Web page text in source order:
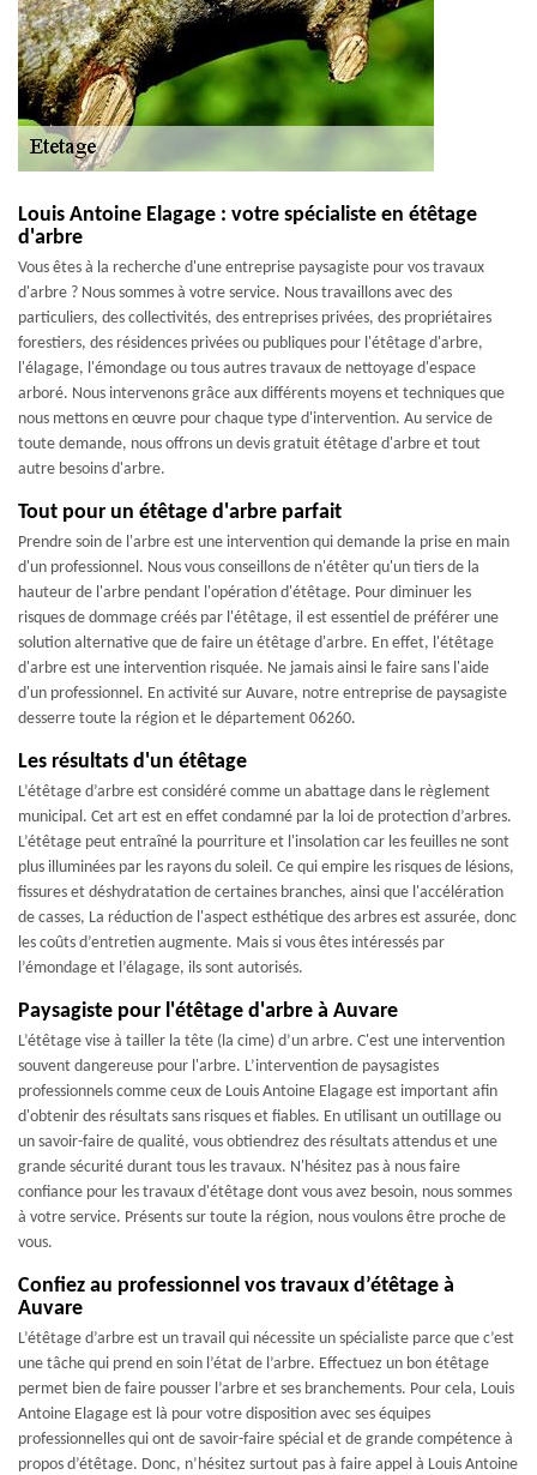
Louis Antoine Elagage : votre spécialiste en étêtage
d'arbre
Vous êtes à la recherche d'une entreprise paysagiste pour vos travaux
d'arbre ? Nous sommes à votre service. Nous travaillons avec des
particuliers, des collectivités, des entreprises privées, des propriétaires
forestiers, des résidences privées ou publiques pour l'étêtage d'arbre,
l'élagage, l'émondage ou tous autres travaux de nettoyage d'espace
arboré. Nous intervenons grâce aux différents moyens et techniques que
nous mettons en œuvre pour chaque type d'intervention. Au service de
toute demande, nous offrons un devis gratuit étêtage d'arbre et tout
autre besoins d'arbre.
Tout pour un étêtage d'arbre parfait
Prendre soin de l'arbre est une intervention qui demande la prise en main
d'un professionnel. Nous vous conseillons de n'étêter qu'un tiers de la
hauteur de l'arbre pendant l'opération d'étêtage. Pour diminuer les
risques de dommage créés par l'étêtage, il est essentiel de préférer une
solution alternative que de faire un étêtage d'arbre. En effet, l'étêtage
d'arbre est une intervention risquée. Ne jamais ainsi le faire sans l'aide
d'un professionnel. En activité sur Auvare, notre entreprise de paysagiste
desserre toute la région et le département 06260.
Les résultats d'un étêtage
L’étêtage d’arbre est considéré comme un abattage dans le règlement
municipal. Cet art est en effet condamné par la loi de protection d’arbres.
L’étêtage peut entraîné la pourriture et l'insolation car les feuilles ne sont
plus illuminées par les rayons du soleil. Ce qui empire les risques de lésions,
fissures et déshydratation de certaines branches, ainsi que l'accélération
de casses, La réduction de l'aspect esthétique des arbres est assurée, donc
les coûts d’entretien augmente. Mais si vous êtes intéressés par
l’émondage et l’élagage, ils sont autorisés.
Paysagiste pour l'étêtage d'arbre à Auvare
L’étêtage vise à tailler la tête (la cime) d’un arbre. C'est une intervention
souvent dangereuse pour l'arbre. L’intervention de paysagistes
professionnels comme ceux de Louis Antoine Elagage est important afin
d'obtenir des résultats sans risques et fiables. En utilisant un outillage ou
un savoir-faire de qualité, vous obtiendrez des résultats attendus et une
grande sécurité durant tous les travaux. N'hésitez pas à nous faire
confiance pour les travaux d'étêtage dont vous avez besoin, nous sommes
à votre service. Présents sur toute la région, nous voulons être proche de
vous.
Confiez au professionnel vos travaux d’étêtage à
Auvare
L’étêtage d’arbre est un travail qui nécessite un spécialiste parce que c’est
une tâche qui prend en soin l’état de l’arbre. Effectuez un bon étêtage
permet bien de faire pousser l’arbre et ses branchements. Pour cela, Louis
Antoine Elagage est là pour votre disposition avec ses équipes
professionnelles qui ont de savoir-faire spécial et de grande compétence à
propos d’étêtage. Donc, n’hésitez surtout pas à faire appel à Louis Antoine